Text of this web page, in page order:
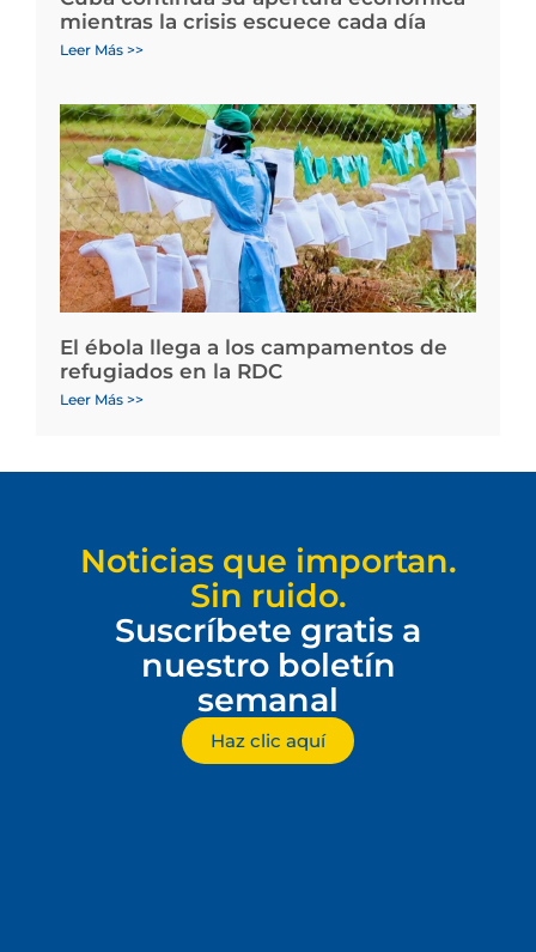
mientras la crisis escuece cada día
Leer Más >>
El ébola llega a los campamentos de
refugiados en la RDC
Leer Más >>
Noticias que importan.
Sin ruido.
Suscríbete gratis a
nuestro boletín
semanal
Haz clic aquí